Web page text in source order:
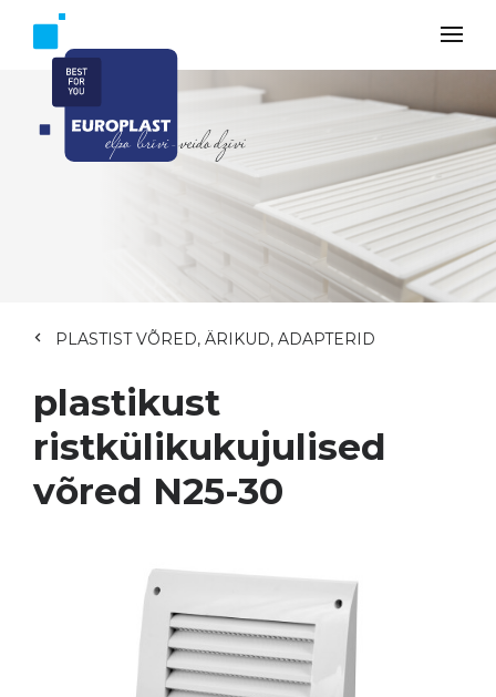
PLASTIST VÕRED, ÄRIKUD, ADAPTERID
plastikust
ristkülikukujulised
võred N25-30